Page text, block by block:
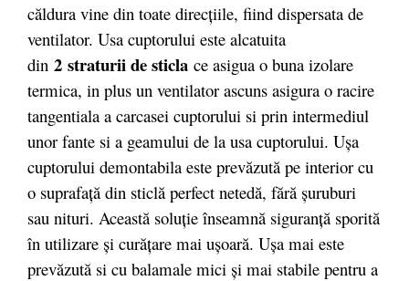
căldura vine din toate direcţiile, fiind dispersata de
ventilator. Usa cuptorului este alcatuita
din 2 straturii de sticla ce asigua o buna izolare
termica, in plus un ventilator ascuns asigura o racire
tangentiala a carcasei cuptorului si prin intermediul
unor fante si a geamului de la usa cuptorului. Uşa
cuptorului demontabila este prevăzută pe interior cu
o suprafaţă din sticlă perfect netedă, fără şuruburi
sau nituri. Această soluţie înseamnă siguranţă sporită
în utilizare şi curăţare mai uşoară. Uşa mai este
prevăzută si cu balamale mici şi mai stabile pentru a